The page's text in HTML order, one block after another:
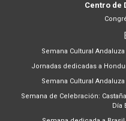
Centro de
Semana Cultural
Jornadas dedicadas a
Semana Cultural
Semana de Celebración:
Día